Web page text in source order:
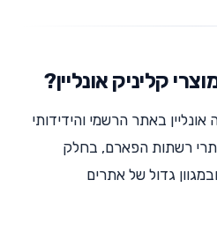
אונליין באתר הרשמי והידידותי
רשתות הפארם, בחלק
גדול של אתרים